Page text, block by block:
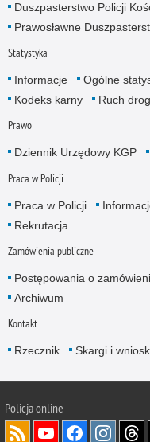
Duszpasterstwo Policji
Prawosławne
Statystyka
Informacje Ogólne
Kodeks karny
Ruch
Prawo
Dziennik Urzędowy KGP
Praca w Policji
Praca w Policji
Rekrutacja
Zamówienia publiczne
Postępowania o
Archiwum
Kontakt
Rzecznik Skargi i
Policjaonline